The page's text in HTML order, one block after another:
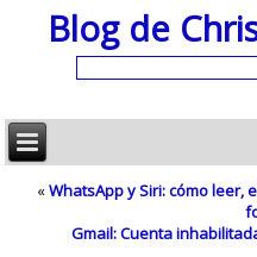
Blog de
«WhatsApp y Siri: cómo leer,
Gmail: Cuenta